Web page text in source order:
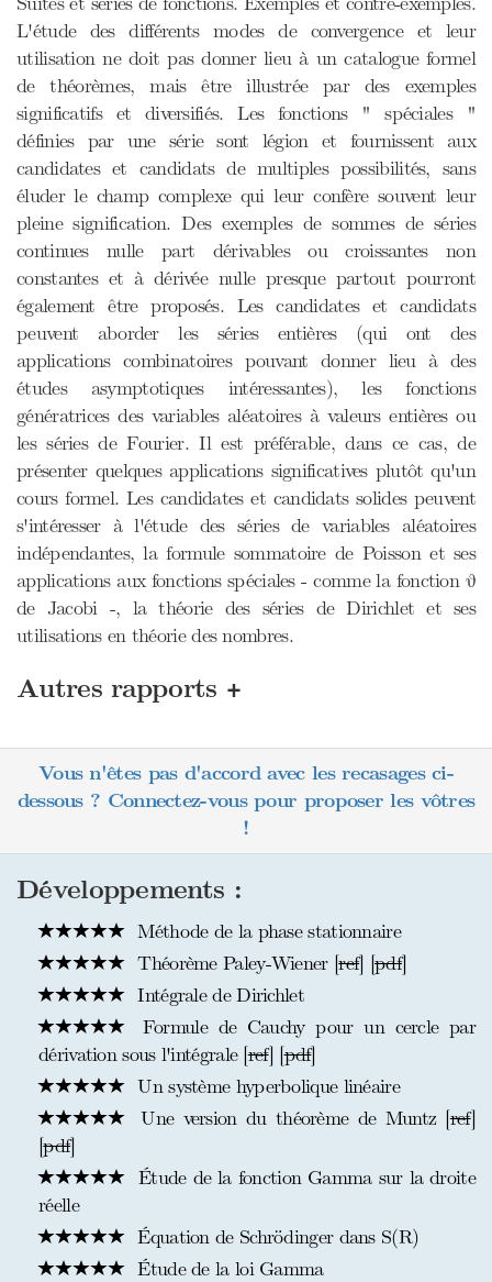
L'étude des différents modes de convergence et leur
utilisation ne doit pas donner lieu à un catalogue formel
de théorèmes, mais être illustrée par des exemples
significatifs et diversifiés. Les fonctions " spéciales "
définies par une série sont légion et fournissent aux
candidates et candidats de multiples possibilités, sans
éluder le champ complexe qui leur confère souvent leur
pleine signification. Des exemples de sommes de séries
continues nulle part dérivables ou croissantes non
constantes et à dérivée nulle presque partout pourront
également être proposés. Les candidates et candidats
peuvent aborder les séries entières (qui ont des
applications combinatoires pouvant donner lieu à des
études asymptotiques intéressantes), les fonctions
génératrices des variables aléatoires à valeurs entières ou
les séries de Fourier. Il est préférable, dans ce cas, de
présenter quelques applications significatives plutôt qu'un
cours formel. Les candidates et candidats solides peuvent
s'intéresser à l'étude des séries de variables aléatoires
indépendantes, la formule sommatoire de Poisson et ses
applications aux fonctions spéciales - comme la fonction θ
de Jacobi -, la théorie des séries de Dirichlet et ses
utilisations en théorie des nombres.
Autres rapports +
Vous n'êtes pas d'accord avec les recasages ci-
dessous ? Connectez-vous pour proposer les vôtres
!
Développements :
Méthode de la phase stationnaire
Théorème Paley-Wiener [ref] [pdf]
Intégrale de Dirichlet
Formule de Cauchy pour un cercle par
dérivation sous l'intégrale [ref] [pdf]
Un système hyperbolique linéaire
Une version du théorème de Muntz [ref]
[pdf]
Étude de la fonction Gamma sur la droite
réelle
Équation de Schrödinger dans S(R)
Étude de la loi Gamma